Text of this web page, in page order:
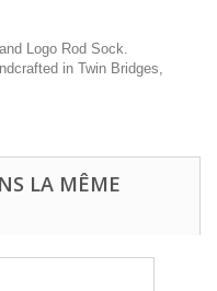
Logo Rod Sock.
in Twin Bridges,
LA MÊME